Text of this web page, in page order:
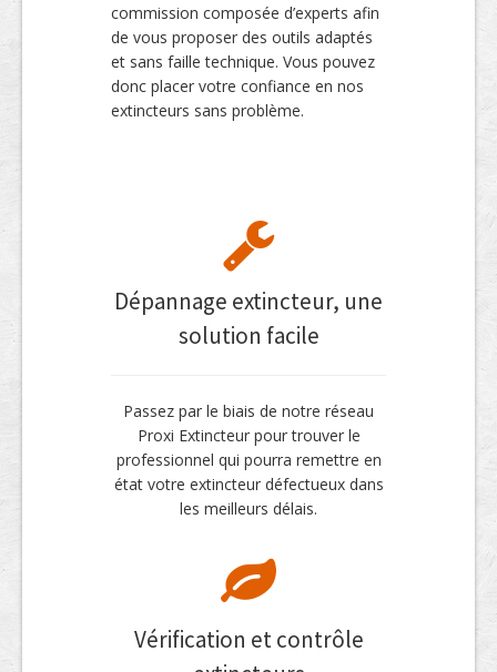
commission composée d’experts afin
de vous proposer des outils adaptés
et sans faille technique. Vous pouvez
donc placer votre confiance en nos
extincteurs sans problème.
Dépannage extincteur, une
solution facile
Passez par le biais de notre réseau
Proxi Extincteur pour trouver le
professionnel qui pourra remettre en
état votre extincteur défectueux dans
les meilleurs délais.
Vérification et contrôle